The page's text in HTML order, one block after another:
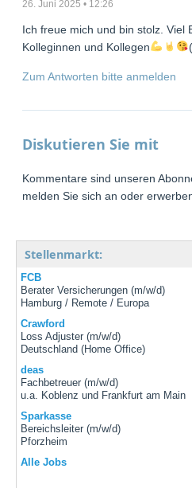
26. Juni 2025 • 12:26
Ich freue mich und bin stolz. Viel
Kolleginnen und Kollegen
Zum Antworten bitte anmelden
Diskutieren Sie mit
Kommentare sind unseren
melden Sie sich an oder
Stellenmarkt:
FCB
Berater Versicherungen (m/w/d)
Hamburg / Remote / Europa
Crawford
Loss Adjuster (m/w/d)
Deutschland (Home Office)
deas
Fachbetreuer (m/w/d)
u.a. Koblenz und Frankfurt am Main
Sparkasse
Bereichsleiter (m/w/d)
Pforzheim
Alle Jobs